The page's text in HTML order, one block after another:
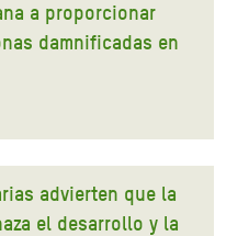
a proporcionar
damnificadas en
advierten que la
el desarrollo y la